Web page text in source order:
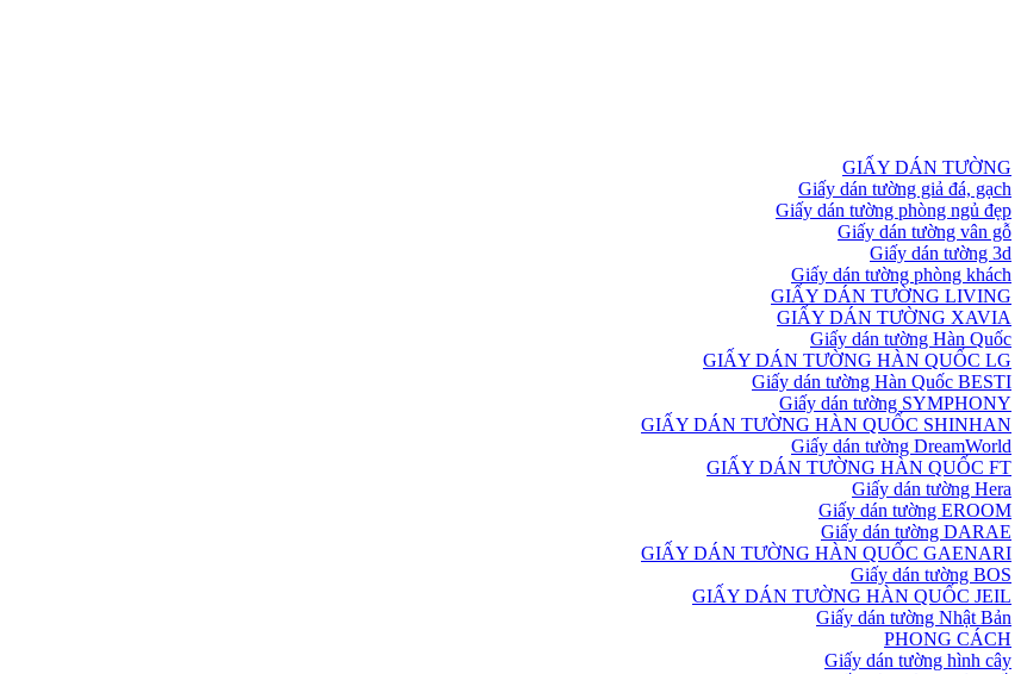
GIẤY DÁN TƯỜNG
Giấy dán tường giả đá, gạch
Giấy dán tường phòng ngủ đẹp
Giấy dán tường vân gỗ
Giấy dán tường 3d
Giấy dán tường phòng khách
GIẤY DÁN TƯỜNG LIVING
GIẤY DÁN TƯỜNG XAVIA
Giấy dán tường Hàn Quốc
GIẤY DÁN TƯỜNG HÀN QUỐC LG
Giấy dán tường Hàn Quốc BESTI
Giấy dán tường SYMPHONY
GIẤY DÁN TƯỜNG HÀN QUỐC SHINHAN
Giấy dán tường DreamWorld
GIẤY DÁN TƯỜNG HÀN QUỐC FT
Giấy dán tường Hera
Giấy dán tường EROOM
Giấy dán tường DARAE
GIẤY DÁN TƯỜNG HÀN QUỐC GAENARI
Giấy dán tường BOS
GIẤY DÁN TƯỜNG HÀN QUỐC JEIL
Giấy dán tường Nhật Bản
PHONG CÁCH
Giấy dán tường hình cây